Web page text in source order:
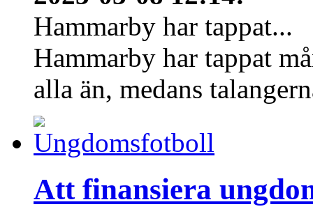
Hammarby har tappat...
Hammarby har tappat
alla än, medans
Att finansiera